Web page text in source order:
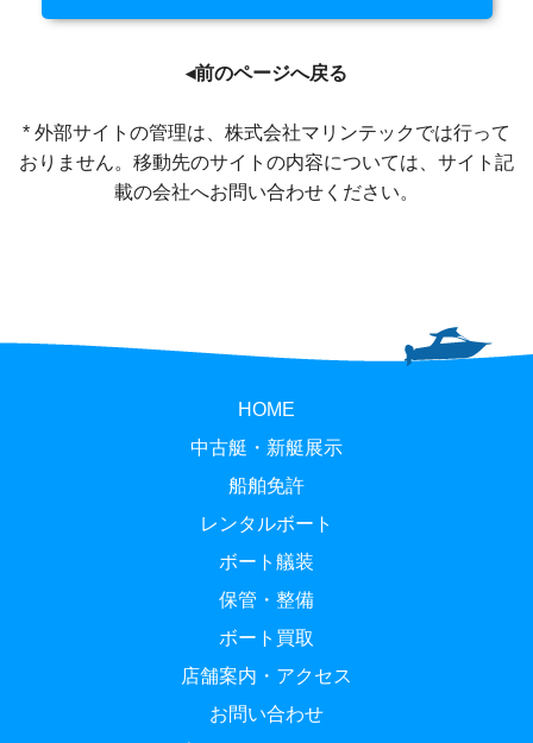
◂前のページへ戻る
* 外部サイトの管理は、株式会社マリンテックでは行って
おりません。移動先のサイトの内容については、サイト記
載の会社へお問い合わせください。
HOME
中古艇・新艇展示
船舶免許
レンタルボート
ボート艤装
保管・整備
ボート買取
店舗案内・アクセス
お問い合わせ